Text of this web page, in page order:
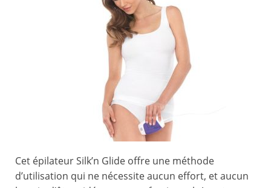
Cet épilateur Silk’n Glide offre une méthode
d’utilisation qui ne nécessite aucun effort, et aucun